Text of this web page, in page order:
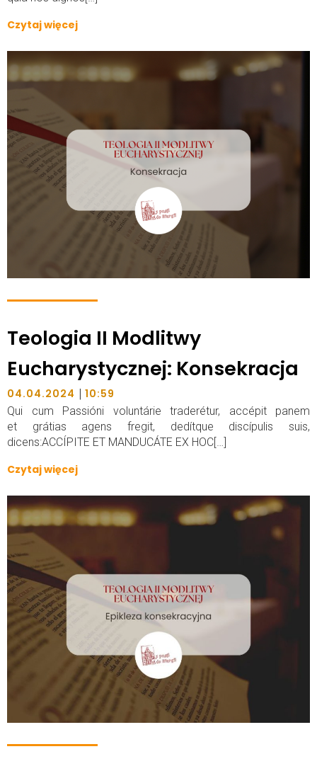
Czytaj więcej
Teologia II Modlitwy
Eucharystycznej: Konsekracja
04.04.2024 | 10:59
Qui cum Passióni voluntárie traderétur, accépit panem
et grátias agens fregit, dedítque discípulis suis,
dicens:ACCÍPITE ET MANDUCÁTE EX HOC[…]
Czytaj więcej